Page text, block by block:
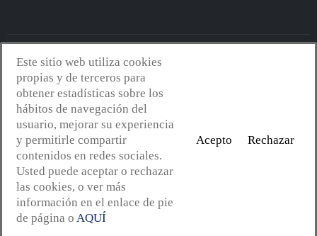
Avantserveis.com -Aviso legal - GDPR
Política de cookies-Política de calidad y medio ambiente
web:Mejorconweb
Este sitio web utiliza cookies
propias y de terceros para
obtener estadísticas sobre los
hábitos de navegación del
usuario, mejorar su experiencia
y permitirle compartir
contenidos en redes sociales.
Usted puede aceptar o rechazar
las cookies, o ver más
información en el enlace de pie
de página o AQUÍ
Acepto Rechazar